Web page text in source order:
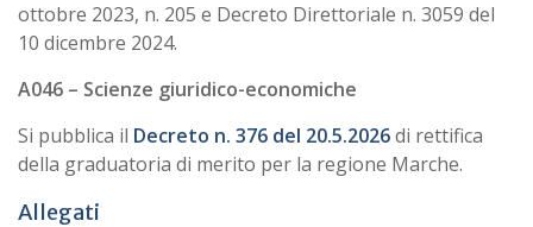
ottobre 2023, n. 205 e Decreto Direttoriale n. 3059 del
10 dicembre 2024.
A046 – Scienze giuridico-economiche
Si pubblica il Decreto n. 376 del 20.5.2026di rettifica
della graduatoria di merito per la regione Marche.
Allegati